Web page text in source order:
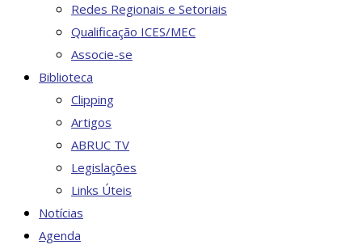
Redes Regionais e Setoriais
Qualificação ICES/MEC
Associe-se
Biblioteca
Clipping
Artigos
ABRUC TV
Legislações
Links Úteis
Notícias
Agenda